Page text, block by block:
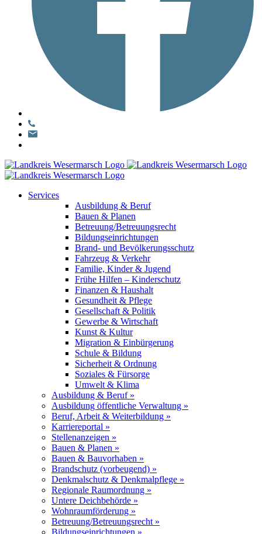
Services
Ausbildung & Beruf
Bauen & Planen
Betreuung/Betreuungsrecht
Bildungseinrichtungen
Brand- und Bevölkerungsschutz
Fahrzeug & Verkehr
Familie, Kinder & Jugend
Frühe Hilfen – Kinderschutz
Finanzen & Haushalt
Gesundheit & Pflege
Gesellschaft & Politik
Gewerbe & Wirtschaft
Kunst & Kultur
Migration & Einbürgerung
Schule & Bildung
Sicherheit & Ordnung
Soziales & Fürsorge
Umwelt & Klima
Ausbildung & Beruf »
Ausbildung öffentliche Verwaltung »
Beruf, Arbeit & Weiterbildung »
Karriereportal »
Stellenanzeigen »
Bauen & Planen »
Bauen & Bauvorhaben »
Brandschutz (vorbeugend) »
Denkmalschutz & Denkmalpflege »
Regionale Raumordnung »
Untere Deichbehörde »
Wohnraumförderung »
Betreuung/Betreuungsrecht »
Bildungseinrichtungen »